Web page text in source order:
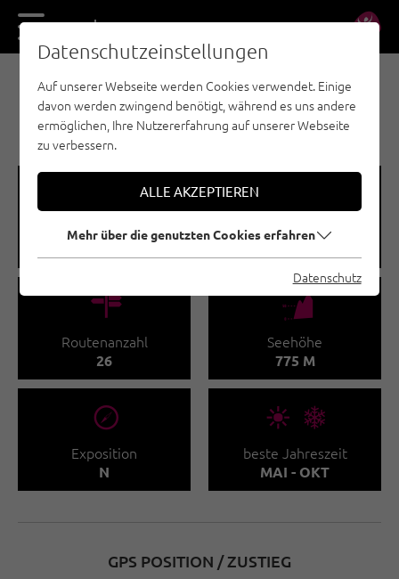
DE EN
SPORTKLETTERN - ÖTZTAL
SAUTENS | RAMMELSTEIN
🞽
Schwierigkeitsgrad
🔹
Routenlänge
🍫
Routenanzahl
26
🞱
Seehöhe
775 M
🞂
Exposition
N
🞀🖈
beste Jahreszeit
MAI - OKT
GPS POSITION / ZUSTIEG
Datenschutzeinstellungen
Auf unserer Webseite werden Cookies verwendet. Einige
davon werden zwingend benötigt, während es uns andere
ermöglichen, Ihre Nutzererfahrung auf unserer Webseite
zu verbessern.
ALLE AKZEPTIEREN
Mehr über die genutzten Cookies erfahren
Datenschutz